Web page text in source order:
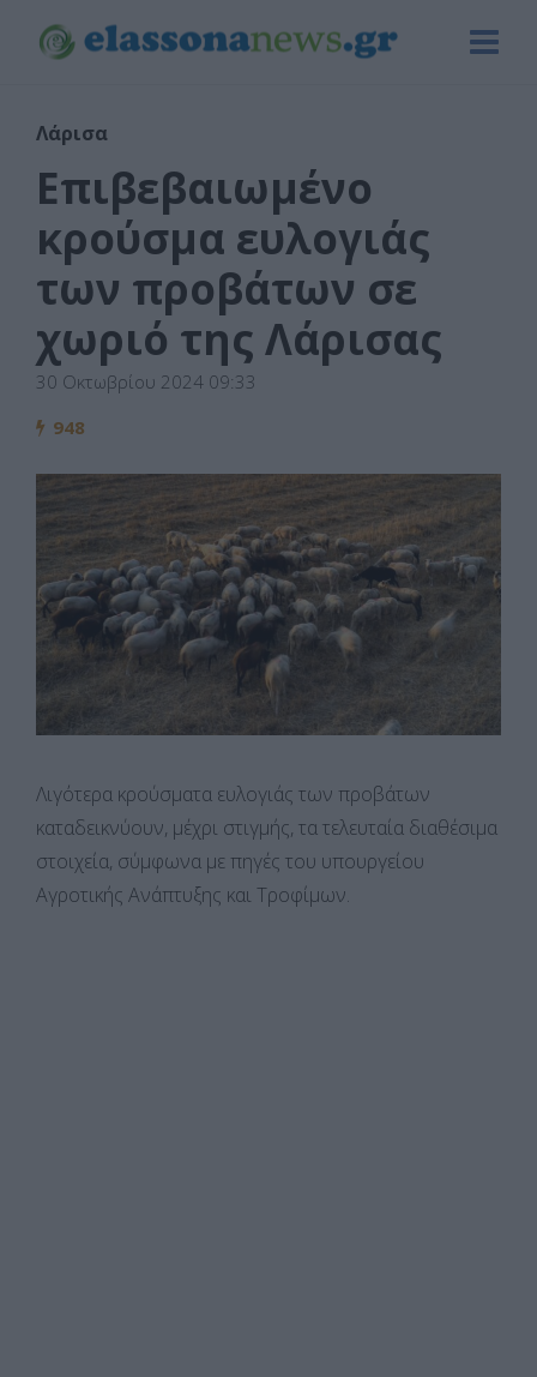
Λάρισα
Επιβεβαιωμένο
κρούσμα ευλογιάς
των προβάτων σε
χωριό της Λάρισας
30 Οκτωβρίου 2024 09:33
948
Λιγότερα κρούσματα ευλογιάς των προβάτων
καταδεικνύουν, μέχρι στιγμής, τα τελευταία διαθέσιμα
στοιχεία, σύμφωνα με πηγές του υπουργείου
Αγροτικής Ανάπτυξης και Τροφίμων.